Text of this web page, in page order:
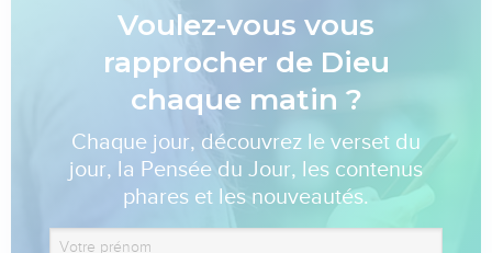
Voulez-vous vous
rapprocher de Dieu
chaque matin ?
Chaque jour, découvrez le verset du
jour, la Pensée du Jour, les contenus
phares et les nouveautés.